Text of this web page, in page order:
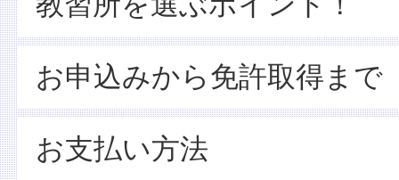
お申込みから免許取得まで
お支払い方法